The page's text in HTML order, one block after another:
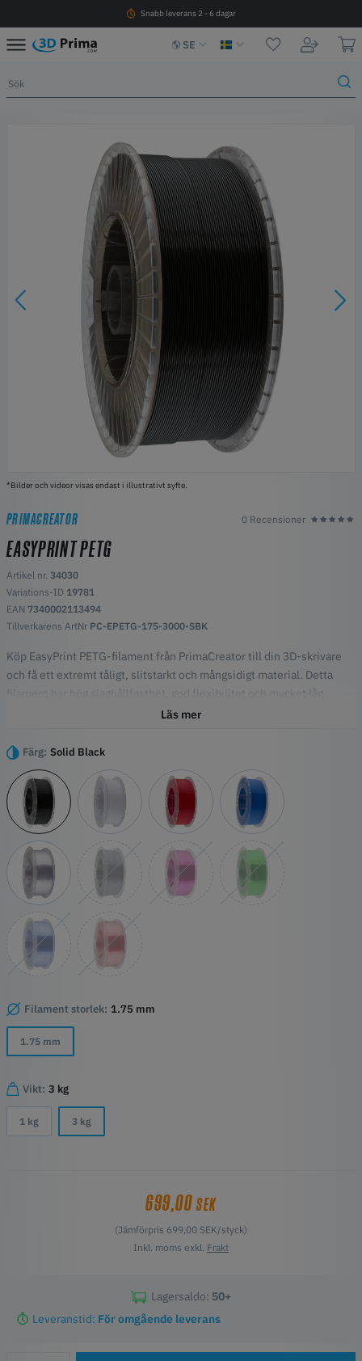
Snabb leverans 2 - 6 dagar
SE
*Bilder och videor visas endast i illustrativt syfte.
PRIMACREATOR 0 Recensioner
EASYPRINT PETG
Artikel nr. 34030
Variations-ID 19781
EAN 7340002113494
Tillverkarens ArtNr PC-EPETG-175-3000-SBK
Köp EasyPrint PETG-filament från PrimaCreator till din 3D-skrivare
och få ett extremt tåligt, slitstarkt och mångsidigt material. Detta
filament har hög slaghållfasthet, god flexibilitet och mycket låg
materialkrympning. Tack vare sina materialegenskaper kan detta
Materialegenskaper för EasyPrint PETG-filament:
PETG-filament av hög kvalitet för din 3D-skrivare
Uppnå imponerande ytor med ett ädelt utseende - Beroende på
färg eller väggtjocklek transparent eller lätt genomskinlig
EasyPrint PETG-filament är lätt att bearbeta i ett brett
temperaturområde.
Hög materialkvalitet och perfekt spolning av materialet på varje
rulle.
Läs mer
Färg: Solid Black
Filament storlek: 1.75 mm
1.75 mm
Vikt: 3 kg
1 kg 3 kg
699,00SEK
(Jämförpris 699,00 SEK/styck)
Inkl. moms exkl. Frakt
Lagersaldo: 50+
Leveranstid: För omgående leverans